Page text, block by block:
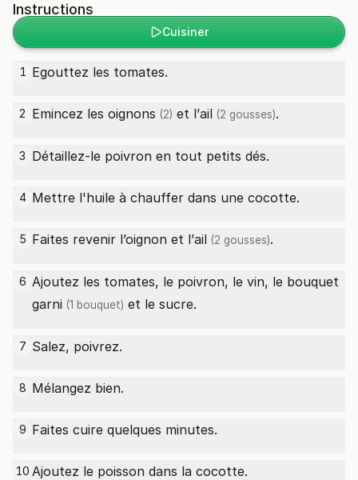
Instructions
Cuisiner
1 Egouttez les tomates.
2 Emincez les oignons (2) et l’ail (2 gousses).
3 Détaillez-le poivron en tout petits dés.
4 Mettre l'huile à chauffer dans une cocotte.
5 Faites revenir l’oignon et l’ail (2 gousses).
6 Ajoutez les tomates, le poivron, le vin, le bouquet
garni (1 bouquet) et le sucre.
7 Salez, poivrez.
8 Mélangez bien.
9 Faites cuire quelques minutes.
10 Ajoutez le poisson dans la cocotte.